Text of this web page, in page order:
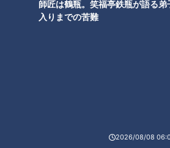
師匠は鶴瓶。笑福亭鉄瓶が語る弟
入りまでの苦難
2026/08/08